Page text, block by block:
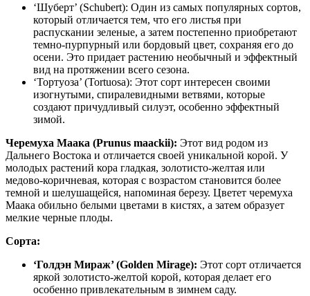
‘Шуберт’ (Schubert): Один из самых популярных сортов,
который отличается тем, что его листья при
распускании зеленые, а затем постепенно приобретают
темно-пурпурный или бордовый цвет, сохраняя его до
осени. Это придает растению необычный и эффектный
вид на протяжении всего сезона.
‘Тортуоза’ (Tortuosa): Этот сорт интересен своими
изогнутыми, спиралевидными ветвями, которые
создают причудливый силуэт, особенно эффектный
зимой.
Черемуха Маака (Prunus maackii): Этот вид родом из
Дальнего Востока и отличается своей уникальной корой. У
молодых растений кора гладкая, золотисто-желтая или
медово-коричневая, которая с возрастом становится более
темной и шелушащейся, напоминая березу. Цветет черемуха
Маака обильно белыми цветами в кистях, а затем образует
мелкие черные плоды.
Сорта:
‘Голдэн Мираж’ (Golden Mirage): Этот сорт отличается
яркой золотисто-желтой корой, которая делает его
особенно привлекательным в зимнем саду.